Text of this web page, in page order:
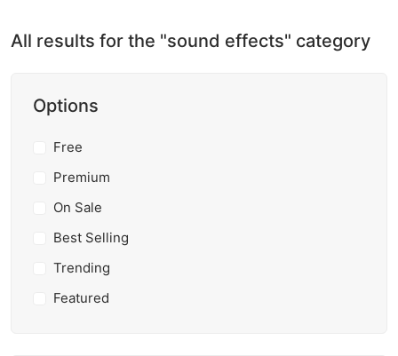
All results for the "sound effects" category
Options
Free
Premium
On Sale
Best Selling
Trending
Featured